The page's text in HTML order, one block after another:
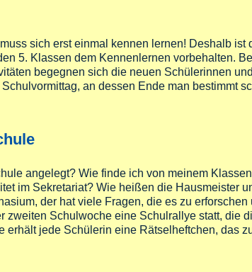
sich erst einmal kennen lernen! Deshalb ist
5. Klassen dem Kennenlernen vorbehalten.
begegnen sich die neuen Schülerinnen
an dessen Ende man bestimmt
angelegt? Wie finde ich von meinem
im Sekretariat? Wie heißen die Hausmeister
der hat viele Fragen, die es zu erforschen
zweiten Schulwoche eine Schulrallye statt, die
erhält jede Schülerin eine Rätselheftchen, das